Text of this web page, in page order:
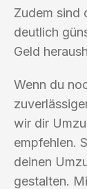
Zudem sind
deutlich
Geld
Wenn du
wir dir
empfehlen.
deinen
gestalten.